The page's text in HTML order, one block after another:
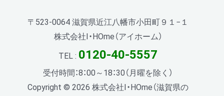
〒523-0064 滋賀県近江八幡市小田町９１−１
株式会社I・HOme（アイホーム）
TEL : 0120-40-5557
受付時間：8：00～18：30（月曜を除く）
Copyright © 2026 株式会社I・HOme（滋賀県の